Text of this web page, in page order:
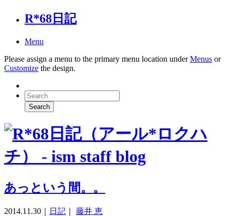
R*68日記
Menu
Please assign a menu to the primary menu location underMenus or
Customize the design.
あっという間。。
2014.11.30 日記 藤井 恵